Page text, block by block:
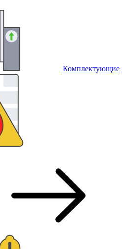
Комплектующие